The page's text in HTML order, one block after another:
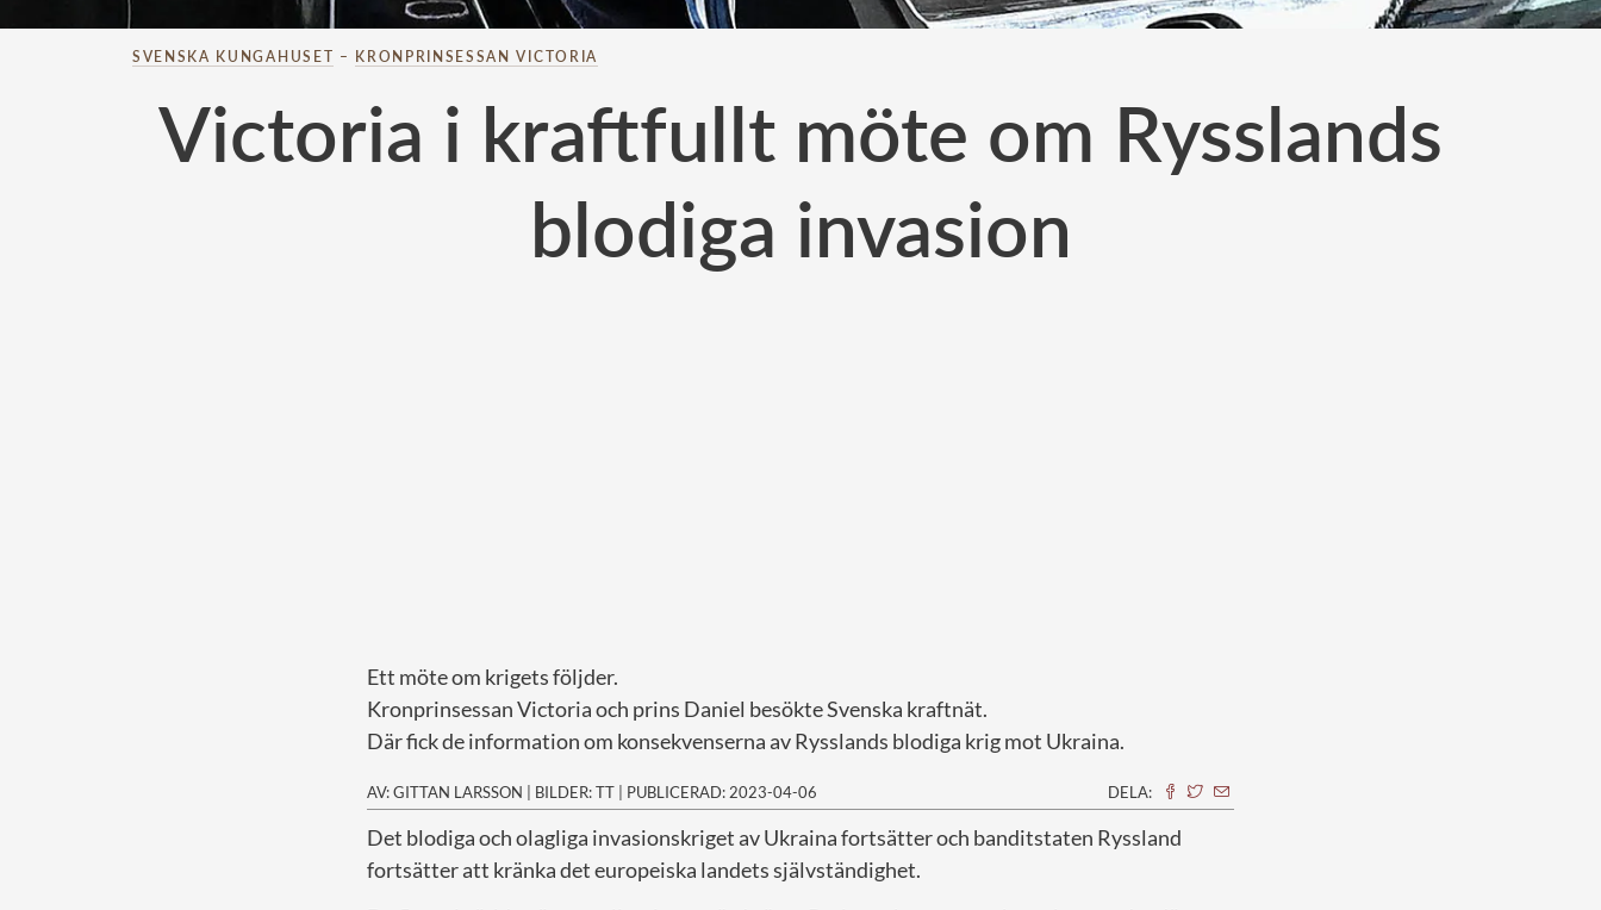
SVENSKA KUNGAHUSET – KRONPRINSESSAN VICTORIA
Victoria i kraftfullt möte om Rysslands
blodiga invasion
Ett möte om krigets följder.
Kronprinsessan Victoria och prins Daniel besökte Svenska kraftnät.
Där fick de information om konsekvenserna av Rysslands blodiga krig mot Ukraina.
AV: GITTAN LARSSON | BILDER: TT | PUBLICERAD: 2023-04-06 DELA:
Det blodiga och olagliga invasionskriget av Ukraina fortsätter och banditstaten Ryssland
fortsätter att kränka det europeiska landets självständighet.